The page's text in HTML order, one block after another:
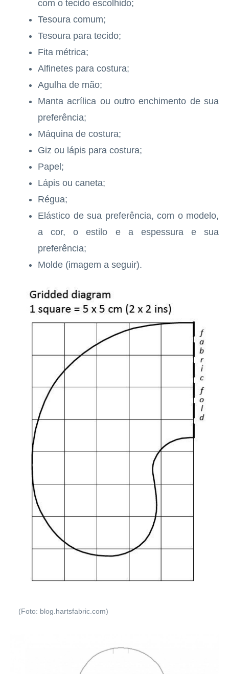
com o tecido escolhido;
Tesoura comum;
Tesoura para tecido;
Fita métrica;
Alfinetes para costura;
Agulha de mão;
Manta acrílica ou outro enchimento de sua
preferência;
Máquina de costura;
Giz ou lápis para costura;
Papel;
Lápis ou caneta;
Régua;
Elástico de sua preferência, com o modelo,
a cor, o estilo e a espessura e sua
preferência;
Molde (imagem a seguir).
(Foto: blog.hartsfabric.com)